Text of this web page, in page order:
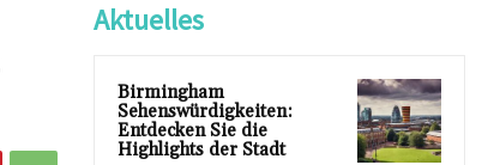
Aktuelles
Birmingham
Sehenswürdigkeiten:
Entdecken Sie die
Highlights der Stadt